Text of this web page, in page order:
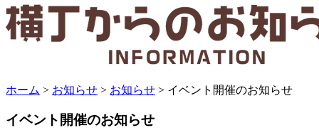
ホーム > お知らせ > お知らせ > イベント開催のお知らせ
イベント開催のお知らせ